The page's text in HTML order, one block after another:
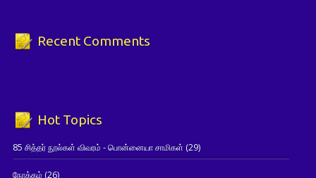
Recent Comments
Hot Topics
85 சித்தர் நூல்கள் விவரம் - பொன்னையா சாமிகள் (29)
நோக்கம் (26)